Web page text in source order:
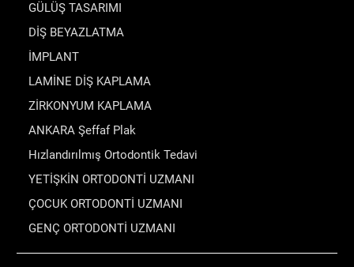
GÜLÜŞ TASARIMI
DİŞ BEYAZLATMA
İMPLANT
LAMİNE DİŞ KAPLAMA
ZİRKONYUM KAPLAMA
ANKARA Şeffaf Plak
Hızlandırılmış Ortodontik Tedavi
YETİŞKİN ORTODONTİ UZMANI
ÇOCUK ORTODONTİ UZMANI
GENÇ ORTODONTİ UZMANI